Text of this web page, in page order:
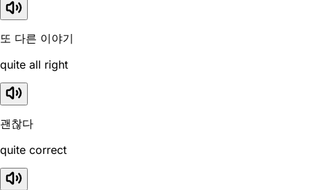
또 다른 이야기
quite all right
괜찮다
quite correct